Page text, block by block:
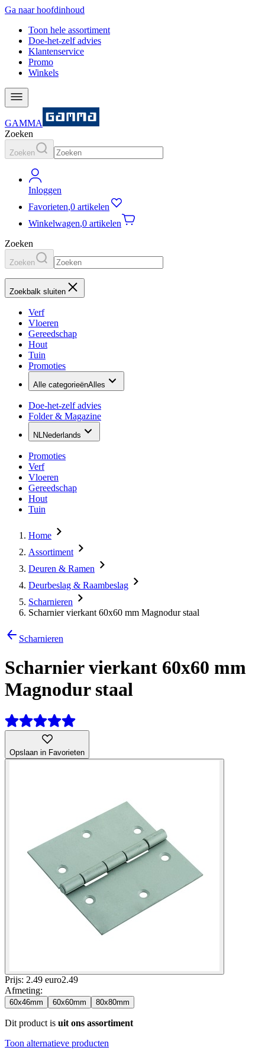
Ga naar hoofdinhoud
Toon hele assortiment
Doe-het-zelf advies
Klantenservice
Promo
Winkels
GAMMA
Zoeken
Zoeken
Inloggen
Favorieten,0 artikelen
Winkelwagen,0 artikelen
Zoeken
Zoeken
Zoekbalk sluiten
Verf
Vloeren
Gereedschap
Hout
Tuin
Promoties
Alle categorieënAlles
Doe-het-zelf advies
Folder & Magazine
NLNederlands
Promoties
Verf
Vloeren
Gereedschap
Hout
Tuin
Home
Assortiment
Deuren & Ramen
Deurbeslag & Raambeslag
Scharnieren
Scharnier vierkant 60x60 mm Magnodur staal
Scharnieren
Scharnier vierkant 60x60 mm
Magnodur staal
Opslaan in Favorieten
Prijs: 2.49 euro2.49
Afmeting:
60x46mm 60x60mm 80x80mm
Dit product is uit ons assortiment
Toon alternatieve producten